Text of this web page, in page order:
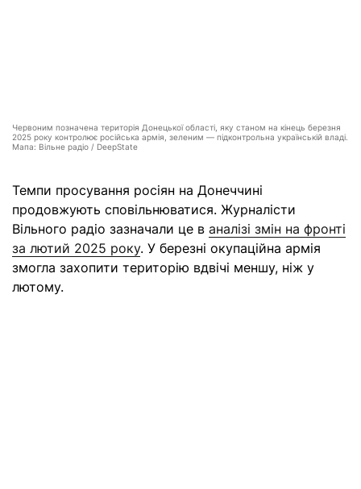
Червоним позначена територія Донецької області, яку станом на кінець березня
2025 року контролює російська армія, зеленим — підконтрольна українській владі.
Мапа: Вільне радіо / DeepState
Темпи просування росіян на Донеччині
продовжують сповільнюватися. Журналісти
Вільного радіо зазначали це в аналізі змін на фронті
за лютий 2025 року. У березні окупаційна армія
змогла захопити територію вдвічі меншу, ніж у
лютому.